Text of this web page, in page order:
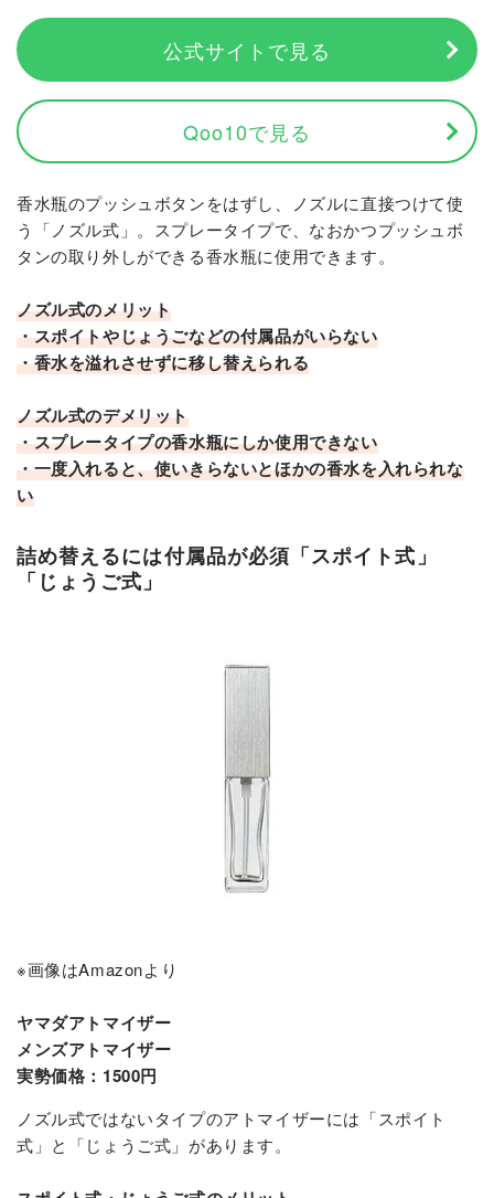
公式サイトで見る
Qoo10で見る
香水瓶のプッシュボタンをはずし、ノズルに直接つけて使
う「ノズル式」。スプレータイプで、なおかつプッシュボ
タンの取り外しができる香水瓶に使用できます。
ノズル式のメリット
・スポイトやじょうごなどの付属品がいらない
・香水を溢れさせずに移し替えられる
ノズル式のデメリット
・スプレータイプの香水瓶にしか使用できない
・一度入れると、使いきらないとほかの香水を入れられな
い
詰め替えるには付属品が必須「スポイト式」
「じょうご式」
※画像はAmazonより
ヤマダアトマイザー
メンズアトマイザー
実勢価格：1500円
ノズル式ではないタイプのアトマイザーには「スポイト
式」と「じょうご式」があります。